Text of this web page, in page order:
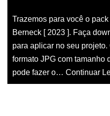
Trazemos para você o
Berneck [ 2023 ]. Faça
para aplicar no seu
formato JPG com tamanho
pode fazer o… Continuar